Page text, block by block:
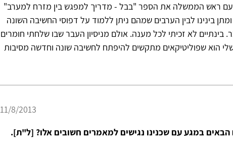
ראש הממשלה את הספר "בבל - מדריך למפגש בין מזרח למערב"
בינינו לבין הערבים שמהם ניתן ללמוד על דפוסי החשיבה השונה
בינתיים לא זכיתי לכל מענה. אולם מניסיון העבר שבו שלחתי חומרים
הוא שפוליטיקאים מתקשים להיפתח לחשיבה שונה וחדשה מסיבות
11/8/2013
הבאים במגע עם שכנינו נגישים למאמרים חשובים אלו? [ל"ת].